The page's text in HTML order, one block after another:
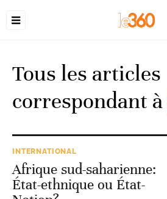
Tous les articles
correspondant à
INTERNATIONAL
Afrique sud-saharienne:
État-ethnique ou État-